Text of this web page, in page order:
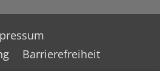
Barrierefreiheit